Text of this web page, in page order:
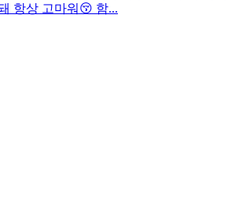
항상 고마워😚 함...